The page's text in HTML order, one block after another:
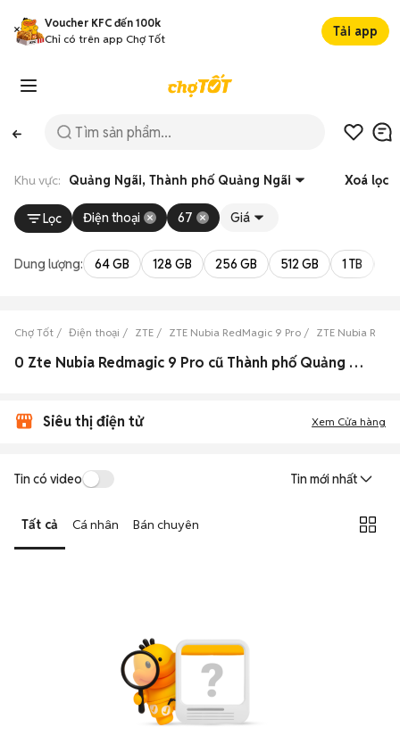
Voucher KFC đến 100k
Chỉ có trên app Chợ Tốt
Tải app
Khu vực: Quảng Ngãi, Thành phố Quảng Ngãi Xoá lọc
Lọc Điện thoại 67 Giá
Dung lượng: 64 GB 128 GB 256 GB 512 GB 1 TB
Chợ Tốt Điện thoại ZTE ZTE Nubia RedMagic 9 Pro ZTE Nubia
0 Zte Nubia Redmagic 9 Pro cũ Thành phố Quảng Ngãi, Quảng Ngãi đẹp
Siêu thị điện tử Xem Cửa hàng
Tin có video Tin mới nhất
Tất cả Cá nhân Bán chuyên